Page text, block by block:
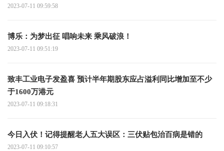
2023-07-11 09:59:58
博乐：为梦出征 唱响未来 乘风破浪！
2023-07-11 09:51:19
致丰工业电子发盈喜 预计半年期股东应占溢利同比增加至不少
于1600万港元
2023-07-11 09:18:31
今日入伏！记得提醒老人五大误区：三伏贴包治百病是错的
2023-07-11 09:10:57